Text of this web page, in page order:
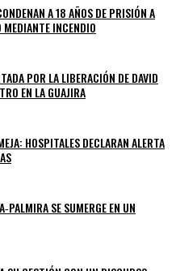
A 18 AÑOS DE PRISIÓN A
INCENDIO
POR LA LIBERACIÓN DE DAVID
EN LA GUAJIRA
HOSPITALES DECLARAN ALERTA
SE SUMERGE EN UN